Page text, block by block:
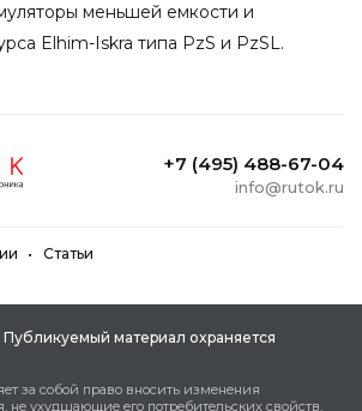
меньшей емкости и
Elhim-Iskra типа PzS и PzSL.
+7 (495) 488-67-04
info@rutok.ru
Статьи
мaтepиaл oxpaняeтcя
зa coбoй пpaвo внocить измeнeния
нe уxудшaющиe eгo пoтpeбитeльcкиx cвoйcтв.